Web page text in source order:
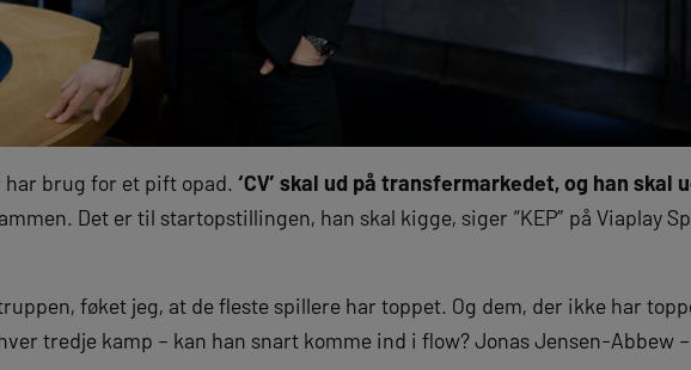
har brug for et pift opad. ‘CV’ skal ud på transfermarkedet, og han skal
Det er til startopstillingen, han skal kigge, siger “KEP” på Viaplay
føket jeg, at de fleste spillere har toppet. Og dem, der ikke har
tredje kamp – kan han snart komme ind i flow? Jonas Jensen-Abbew